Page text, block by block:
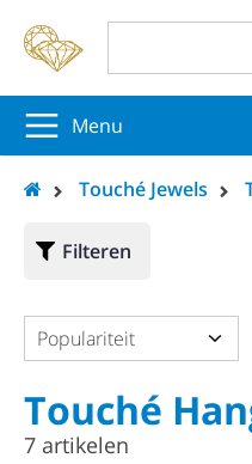
Menu
Touché Jewels
Filteren
Populariteit
Touché
7 artikelen